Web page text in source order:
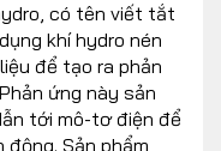
có tên viết tắt
khí hydro nén
để tạo ra phản
ứng này sản
tới mô-tơ điện để
Sản phẩm